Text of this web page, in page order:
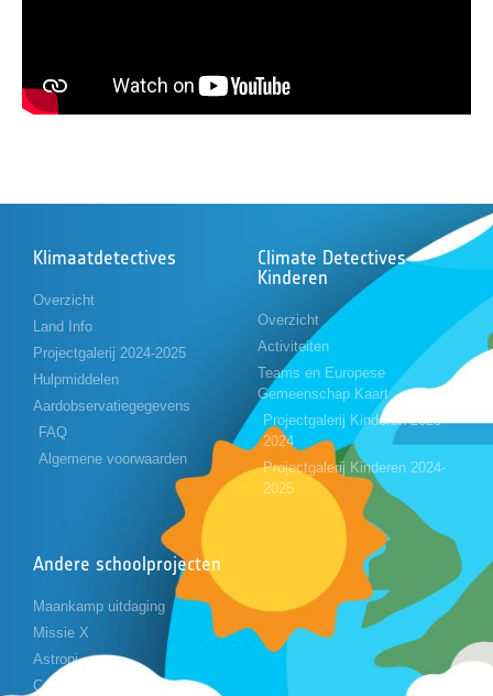
Klimaatdetectives
Overzicht
Land Info
Projectgalerij 2024-2025
Hulpmiddelen
Aardobservatiegegevens
FAQ
Algemene voorwaarden
Climate Detectives
Kinderen
Overzicht
Activiteiten
Teams en Europese
Gemeenschap Kaart
Projectgalerij Kinderen 2023-
2024
Projectgalerij Kinderen 2024-
2025
Andere schoolprojecten
Maankamp uitdaging
Missie X
Astropi
Cansat